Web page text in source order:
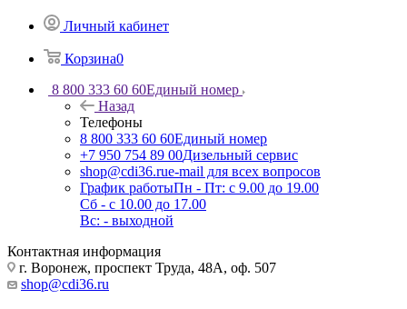
Личный кабинет
Корзина0
8 800 333 60 60Единый номер
Назад
Телефоны
8 800 333 60 60Единый номер
+7 950 754 89 00Дизельный сервис
shop@cdi36.rue-mail для всех вопросов
График работыПн - Пт: с 9.00 до 19.00
Сб - с 10.00 до 17.00
Вс: - выходной
Контактная информация
г. Воронеж, проспект Труда, 48А, оф. 507
shop@cdi36.ru